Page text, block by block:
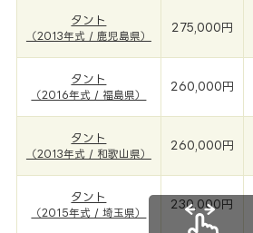
タント
（2013年式 / 鹿児島県）
275,000円
タント
（2016年式 / 福島県）
260,000円
タント
（2013年式 / 和歌山県）
260,000円
タント
（2015年式 / 埼玉県）
230,000円